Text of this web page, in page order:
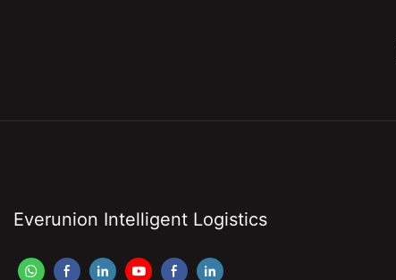
Everunion Intelligent Logistics